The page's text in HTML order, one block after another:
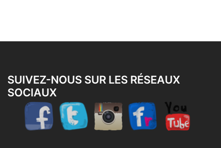
SUIVEZ-NOUS SUR LES RÉSEAUX
SOCIAUX